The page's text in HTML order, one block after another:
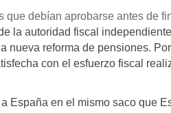
que debían aprobarse antes de
la autoridad fiscal
nueva reforma de pensiones.
con el esfuerzo fiscal
España en el mismo saco que